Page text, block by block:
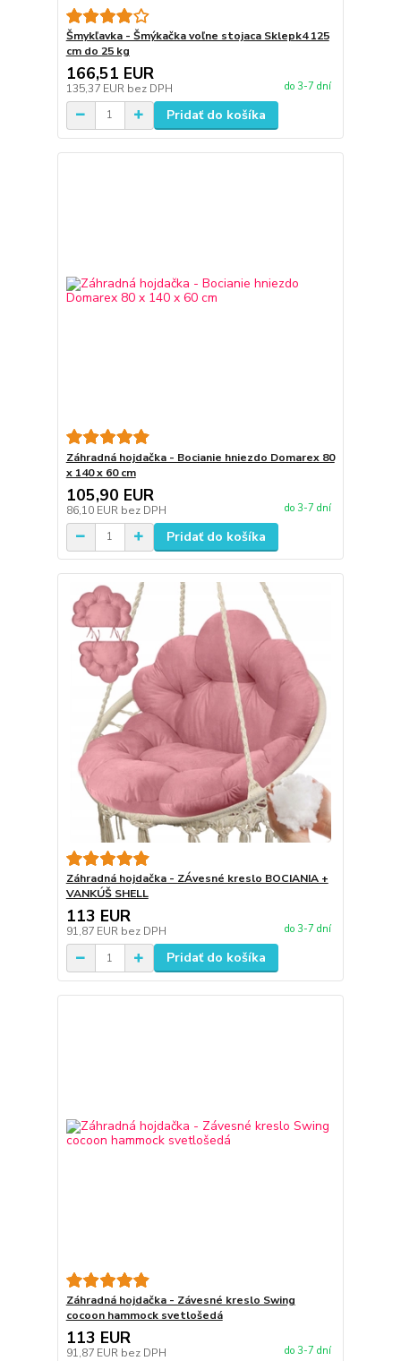
Šmykľavka - Šmýkačka voľne stojaca Sklepk4 125
cm do 25 kg
166,51 EUR
135,37 EUR bez DPH do 3-7 dní
Pridať do košíka
Záhradná hojdačka - Bocianie hniezdo Domarex 80
x 140 x 60 cm
105,90 EUR
86,10 EUR bez DPH do 3-7 dní
Pridať do košíka
Záhradná hojdačka - ZÁvesné kreslo BOCIANIA +
VANKÚŠ SHELL
113 EUR
91,87 EUR bez DPH do 3-7 dní
Pridať do košíka
Záhradná hojdačka - Závesné kreslo Swing
cocoon hammock svetlošedá
113 EUR
91,87 EUR bez DPH do 3-7 dní